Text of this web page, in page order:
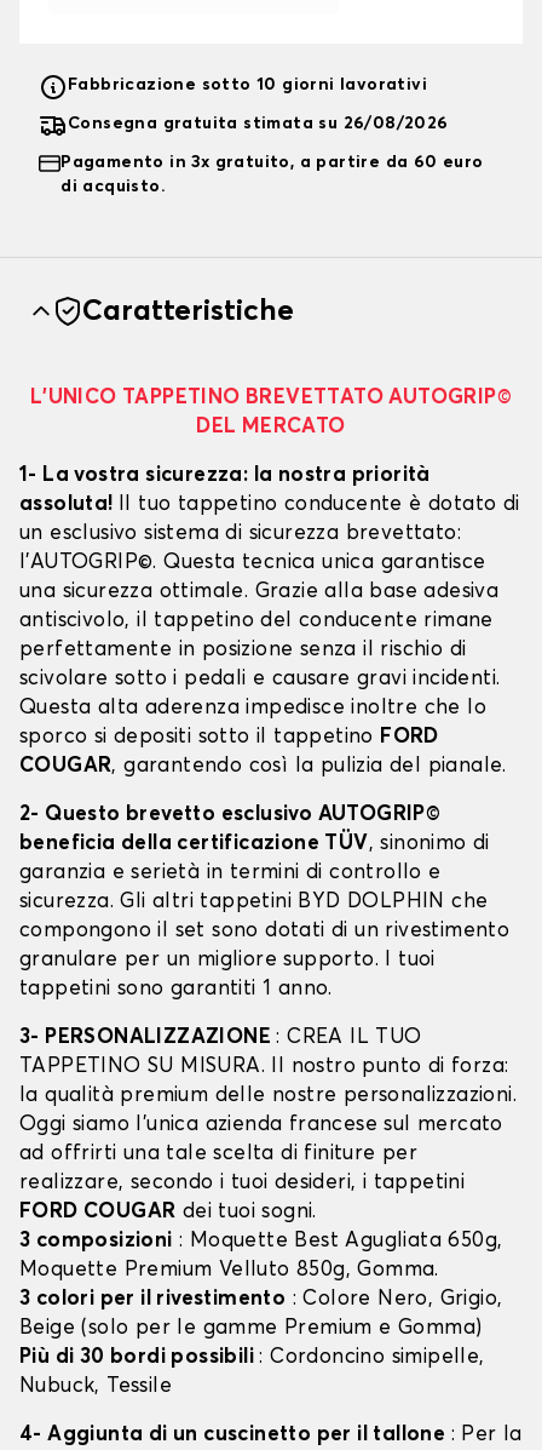
Fabbricazione sotto 10 giorni lavorativi
Consegna gratuita stimata su 26/08/2026
Pagamento in 3x gratuito, a partire da 60 euro
di acquisto.
Caratteristiche
L’UNICO TAPPETINO BREVETTATO AUTOGRIP©
DEL MERCATO
1- La vostra sicurezza: la nostra priorità
assoluta! Il tuo tappetino conducente è dotato di
un esclusivo sistema di sicurezza brevettato:
l’AUTOGRIP©. Questa tecnica unica garantisce
una sicurezza ottimale. Grazie alla base adesiva
antiscivolo, il tappetino del conducente rimane
perfettamente in posizione senza il rischio di
scivolare sotto i pedali e causare gravi incidenti.
Questa alta aderenza impedisce inoltre che lo
sporco si depositi sotto il tappetino FORD
COUGAR, garantendo così la pulizia del pianale.
2- Questo brevetto esclusivo AUTOGRIP©
beneficia della certificazione TÜV, sinonimo di
garanzia e serietà in termini di controllo e
sicurezza. Gli altri tappetini BYD DOLPHIN che
compongono il set sono dotati di un rivestimento
granulare per un migliore supporto. I tuoi
tappetini sono garantiti 1 anno.
3- PERSONALIZZAZIONE: CREA IL TUO
TAPPETINO SU MISURA. Il nostro punto di forza:
la qualità premium delle nostre personalizzazioni.
Oggi siamo l’unica azienda francese sul mercato
ad offrirti una tale scelta di finiture per
realizzare, secondo i tuoi desideri, i tappetini
FORD COUGAR dei tuoi sogni.
3 composizioni : Moquette Best Agugliata 650g,
Moquette Premium Velluto 850g, Gomma.
3 colori per il rivestimento : Colore Nero, Grigio,
Beige (solo per le gamme Premium e Gomma)
Più di 30 bordi possibili: Cordoncino simipelle,
Nubuck, Tessile
4- Aggiunta di un cuscinetto per il tallone : Per la